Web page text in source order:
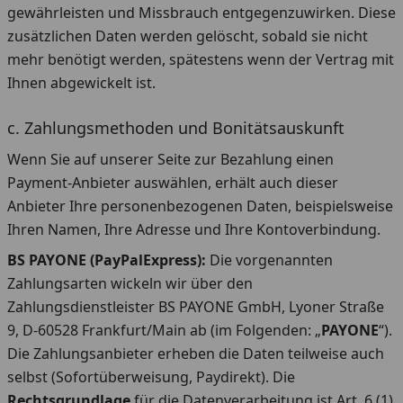
gewährleisten und Missbrauch entgegenzuwirken. Diese
zusätzlichen Daten werden gelöscht, sobald sie nicht
mehr benötigt werden, spätestens wenn der Vertrag mit
Ihnen abgewickelt ist.
c. Zahlungsmethoden und Bonitätsauskunft
Wenn Sie auf unserer Seite zur Bezahlung einen
Payment-Anbieter auswählen, erhält auch dieser
Anbieter Ihre personenbezogenen Daten, beispielsweise
Ihren Namen, Ihre Adresse und Ihre Kontoverbindung.
BS PAYONE (PayPalExpress): Die vorgenannten
Zahlungsarten wickeln wir über den
Zahlungsdienstleister BS PAYONE GmbH, Lyoner Straße
9, D-60528 Frankfurt/Main ab (im Folgenden: „PAYONE“).
Die Zahlungsanbieter erheben die Daten teilweise auch
selbst (Sofortüberweisung, Paydirekt). Die